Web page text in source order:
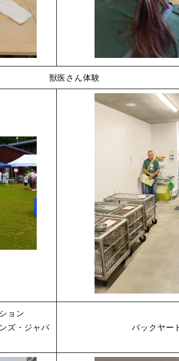
獣医さん体験
ョン
ズ・ジャパ
バックヤー